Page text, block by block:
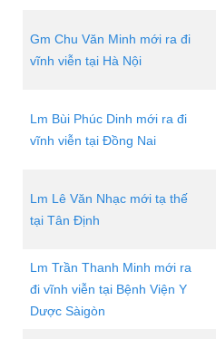
Gm Chu Văn Minh mới ra đi
vĩnh viễn tại Hà Nội
Lm Bùi Phúc Dinh mới ra đi
vĩnh viễn tại Đồng Nai
Lm Lê Văn Nhạc mới tạ thế
tại Tân Định
Lm Trần Thanh Minh mới ra
đi vĩnh viễn tại Bệnh Viện Y
Dược Sàigòn